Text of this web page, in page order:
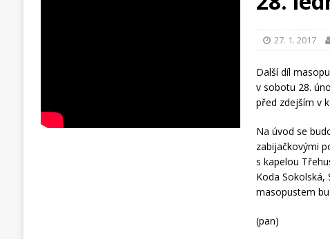
27. 1. 2017
Další díl
v sobotu 28.
před zdejším v
Na úvod se
zabijačkovými
s kapelou
Koda Sokolská,
masopustem
(pan)